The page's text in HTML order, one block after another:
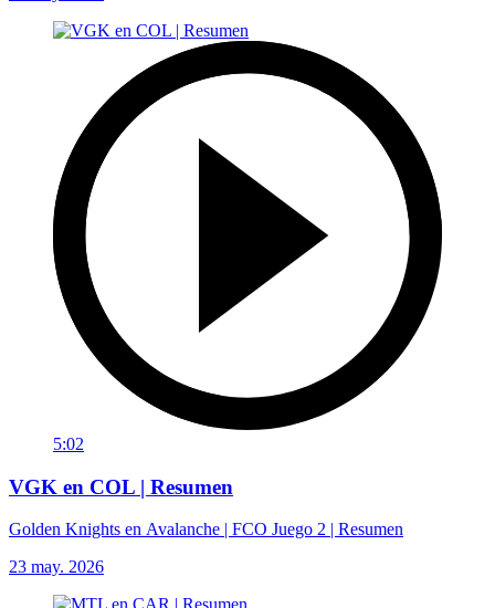
5:02
VGK en COL | Resumen
Golden Knights en Avalanche | FCO Juego 2 | Resumen
23 may. 2026